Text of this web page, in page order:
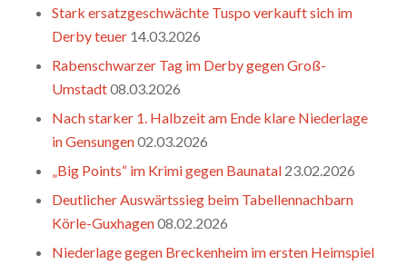
Stark ersatzgeschwächte Tuspo verkauft sich im
Derby teuer 14.03.2026
Rabenschwarzer Tag im Derby gegen Groß-
Umstadt08.03.2026
Nach starker 1. Halbzeit am Ende klare Niederlage
in Gensungen02.03.2026
„Big Points“ im Krimi gegen Baunatal 23.02.2026
Deutlicher Auswärtssieg beim Tabellennachbarn
Körle-Guxhagen08.02.2026
Niederlage gegen Breckenheim im ersten Heimspiel